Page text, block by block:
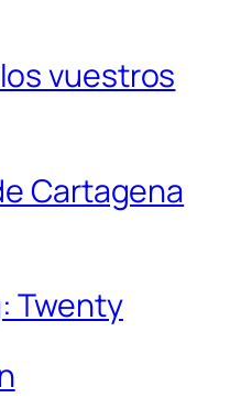
vuestros
Cartagena
Twenty